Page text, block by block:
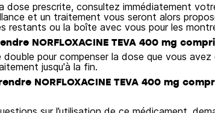
dose prescrite, consultez immédiatement
et un traitement vous seront alors
restants ou la boîte avec vous pour les
NORFLOXACINE TEVA 400 mg
pour compenser la dose que vous avez
jusqu'à la fin.
NORFLOXACINE TEVA 400 mg